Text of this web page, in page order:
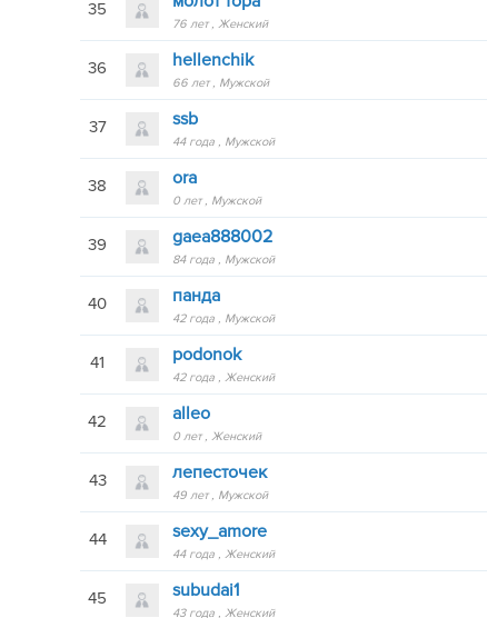
35
76 лет Женский
36 hellenchik
66 лет Мужской
37 ssb
44 года Мужской
38 ora
0 лет Мужской
39 gaea888002
84 года Мужской
40 панда
42 года Мужской
41 podonok
42 года Женский
42 alleo
0 лет Женский
43 лепесточек
49 лет Мужской
44 sexy_amore
44 года Женский
45 subudai1
43 года Женский